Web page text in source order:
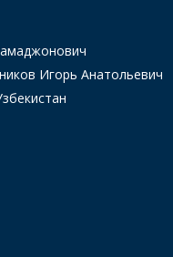
Игорь Анатольевич